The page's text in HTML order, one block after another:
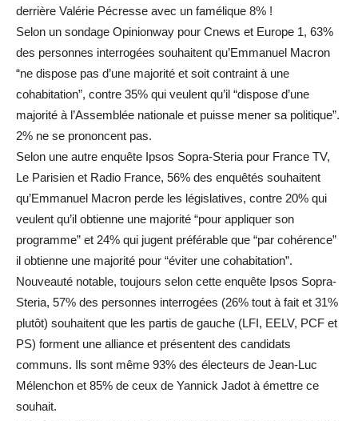
derrière Valérie Pécresse avec un famélique 8% !
Selon un sondage Opinionway pour Cnews et Europe 1, 63%
des personnes interrogées souhaitent qu’Emmanuel Macron
“ne dispose pas d’une majorité et soit contraint à une
cohabitation”, contre 35% qui veulent qu’il “dispose d’une
majorité à l’Assemblée nationale et puisse mener sa politique”.
2% ne se prononcent pas.
Selon une autre enquête Ipsos Sopra-Steria pour France TV,
Le Parisien et Radio France, 56% des enquêtés souhaitent
qu’Emmanuel Macron perde les législatives, contre 20% qui
veulent qu’il obtienne une majorité “pour appliquer son
programme” et 24% qui jugent préférable que “par cohérence”
il obtienne une majorité pour “éviter une cohabitation”.
Nouveauté notable, toujours selon cette enquête Ipsos Sopra-
Steria, 57% des personnes interrogées (26% tout à fait et 31%
plutôt) souhaitent que les partis de gauche (LFI, EELV, PCF et
PS) forment une alliance et présentent des candidats
communs. Ils sont même 93% des électeurs de Jean-Luc
Mélenchon et 85% de ceux de Yannick Jadot à émettre ce
souhait.